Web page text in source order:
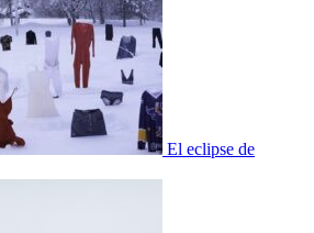
El eclipse de